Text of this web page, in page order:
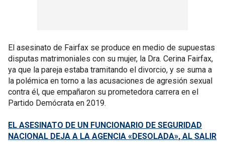
El asesinato de Fairfax se produce en medio de supuestas
disputas matrimoniales con su mujer, la Dra. Cerina Fairfax,
ya que la pareja estaba tramitando el divorcio, y se suma a
la polémica en torno a las acusaciones de agresión sexual
contra él, que empañaron su prometedora carrera en el
Partido Demócrata en 2019.
EL ASESINATO DE UN FUNCIONARIO DE SEGURIDAD
NACIONAL DEJA A LA AGENCIA «DESOLADA», AL SALIR